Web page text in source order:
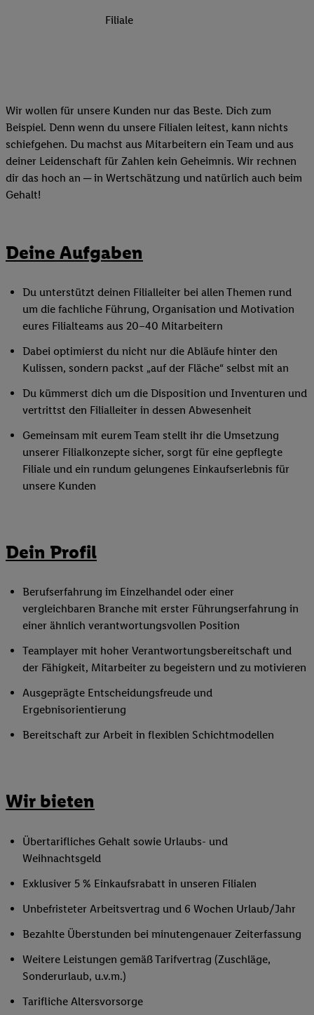
Filiale
Wir wollen für unsere Kunden nur das Beste. Dich zum
Beispiel. Denn wenn du unsere Filialen leitest, kann nichts
schiefgehen. Du machst aus Mitarbeitern ein Team und aus
deiner Leidenschaft für Zahlen kein Geheimnis. Wir rechnen
dir das hoch an ─ in Wertschätzung und natürlich auch beim
Gehalt!
Deine Aufgaben
Du unterstützt deinen Filialleiter bei allen Themen rund
um die fachliche Führung, Organisation und Motivation
eures Filialteams aus 20–40 Mitarbeitern
Dabei optimierst du nicht nur die Abläufe hinter den
Kulissen, sondern packst „auf der Fläche“ selbst mit an
Du kümmerst dich um die Disposition und Inventuren und
vertrittst den Filialleiter in dessen Abwesenheit
Gemeinsam mit eurem Team stellt ihr die Umsetzung
unserer Filialkonzepte sicher, sorgt für eine gepflegte
Filiale und ein rundum gelungenes Einkaufserlebnis für
unsere Kunden
Dein Profil
Berufserfahrung im Einzelhandel oder einer
vergleichbaren Branche mit erster Führungserfahrung in
einer ähnlich verantwortungsvollen Position
Teamplayer mit hoher Verantwortungsbereitschaft und
der Fähigkeit, Mitarbeiter zu begeistern und zu motivieren
Ausgeprägte Entscheidungsfreude und
Ergebnisorientierung
Bereitschaft zur Arbeit in flexiblen Schichtmodellen
Wir bieten
Übertarifliches Gehalt sowie Urlaubs- und
Weihnachtsgeld
Exklusiver 5 % Einkaufsrabatt in unseren Filialen
Unbefristeter Arbeitsvertrag und 6 Wochen Urlaub/Jahr
Bezahlte Überstunden bei minutengenauer Zeiterfassung
Weitere Leistungen gemäß Tarifvertrag (Zuschläge,
Sonderurlaub, u.v.m.)
Tarifliche Altersvorsorge